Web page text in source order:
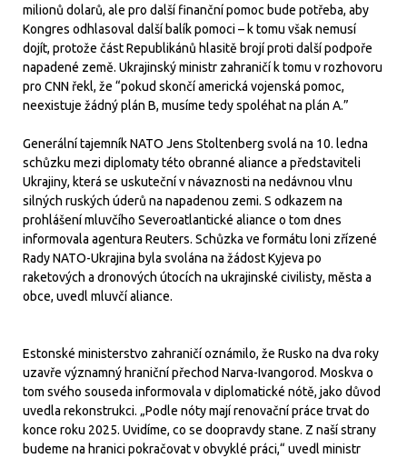
milionů dolarů, ale pro další finanční pomoc bude potřeba, aby
Kongres odhlasoval další balík pomoci – k tomu však nemusí
dojít, protože část Republikánů hlasitě brojí proti další podpoře
napadené země. Ukrajinský ministr zahraničí k tomu v rozhovoru
pro CNN řekl, že “pokud skončí americká vojenská pomoc,
neexistuje žádný plán B, musíme tedy spoléhat na plán A.”
Generální tajemník NATO Jens Stoltenberg svolá na 10. ledna
schůzku mezi diplomaty této obranné aliance a představiteli
Ukrajiny, která se uskuteční v návaznosti na nedávnou vlnu
silných ruských úderů na napadenou zemi. S odkazem na
prohlášení mluvčího Severoatlantické aliance o tom dnes
informovala agentura Reuters. Schůzka ve formátu loni zřízené
Rady NATO-Ukrajina byla svolána na žádost Kyjeva po
raketových a dronových útocích na ukrajinské civilisty, města a
obce, uvedl mluvčí aliance.
Estonské ministerstvo zahraničí oznámilo, že Rusko na dva roky
uzavře významný hraniční přechod Narva-Ivangorod. Moskva o
tom svého souseda informovala v diplomatické nótě, jako důvod
uvedla rekonstrukci. „Podle nóty mají renovační práce trvat do
konce roku 2025. Uvidíme, co se doopravdy stane. Z naší strany
budeme na hranici pokračovat v obvyklé práci,“ uvedl ministr